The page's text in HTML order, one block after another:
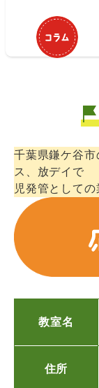
へ
動
ウィズ・
管理責任
千葉県鎌ケ谷
ス、放デイで
児発管としての
教室名
住所